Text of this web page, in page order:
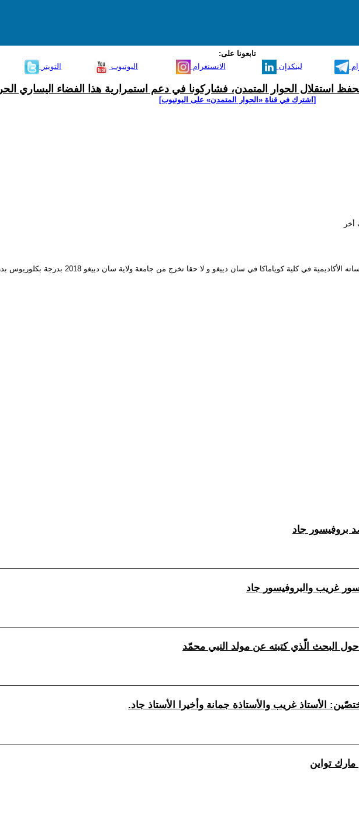
تابعونا على:
التويتر اليوتيوب الانستغرام لينكدإن
تحفظ استقلال الحوار المتمدن، فشاركونا في دعم استمرارية هذا الفضاء اليساري الحر
[اشترك في قناة ‫«الحوار المتمدن» على اليوتيوب]
أخر
كلية كوياماكا في سان دييغو و لا حقا تخرج من جامعة ولاية سان دييغو 2018 بدرجة بكلوريوس بدرجة ممتاز.